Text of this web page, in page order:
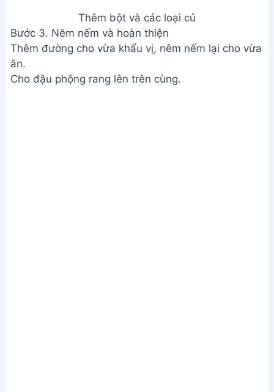
Thêm bột và các loại củ
Bước 3. Nêm nếm và hoàn thiện
Thêm đường cho vừa khẩu vị, nêm nếm lại cho vừa
ăn.
Cho đậu phộng rang lên trên cùng.